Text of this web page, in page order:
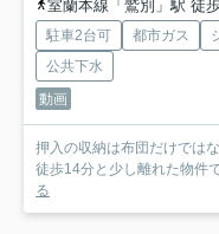
室蘭本線「鷲別」駅 徒
駐車2台可 都市ガス
公共下水
動画
押入の収納は布団だけでは
徒歩14分と少し離れた物件
る